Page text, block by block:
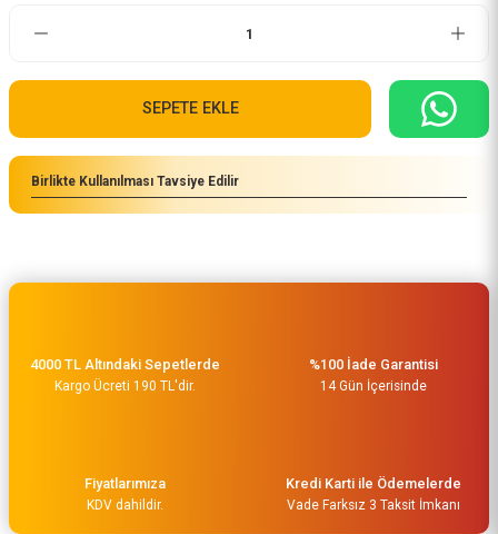
SEPETE EKLE
Birlikte Kullanılması Tavsiye Edilir
4000 TL Altındaki Sepetlerde
Kargo Ücreti 190 TL'dir.
%100 İade Garantisi
14 Gün İçerisinde
Fiyatlarımıza
KDV dahildir.
Kredi Karti ile Ödemelerde
Vade Farksız 3 Taksit İmkanı